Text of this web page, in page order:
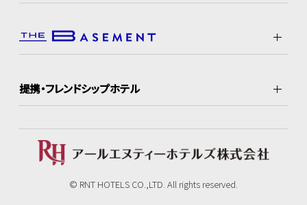
提携・フレンドシップホテル
© RNT HOTELS CO.,LTD. All rights reserved.